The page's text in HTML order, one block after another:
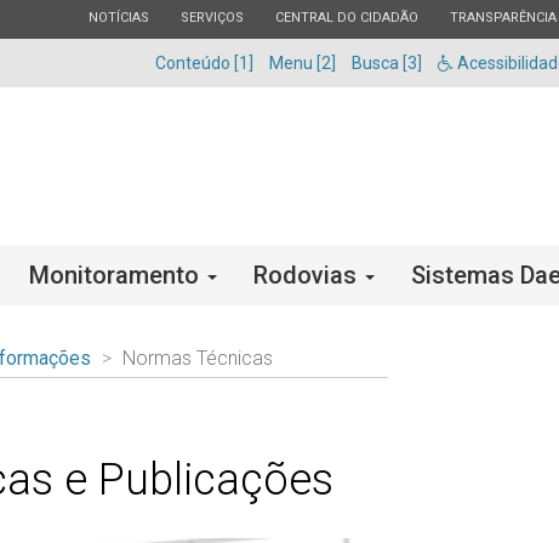
ESTADO
NOTÍCIAS ESTADO
SERVIÇOS ESTADO
CENTRAL DO CIDADÃO ESTADO
TRANSPARÊNCIA
Conteúdo [1] Menu [2] Busca [3]
Monitoramento Rodovias Sistemas
Normas Técnicas
e Publicações